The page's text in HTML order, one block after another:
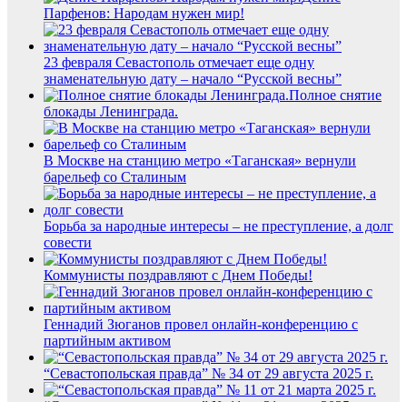
Парфенов: Народам нужен мир!
23 февраля Севастополь отмечает еще одну
знаменательную дату – начало “Русской весны”
Полное снятие
блокады Ленинграда.
В Москве на станцию метро «Таганская» вернули
барельеф со Сталиным
Борьба за народные интересы – не преступление, а долг
совести
Коммунисты поздравляют с Днем Победы!
Геннадий Зюганов провел онлайн-конференцию с
партийным активом
“Севастопольская правда” № 34 от 29 августа 2025 г.